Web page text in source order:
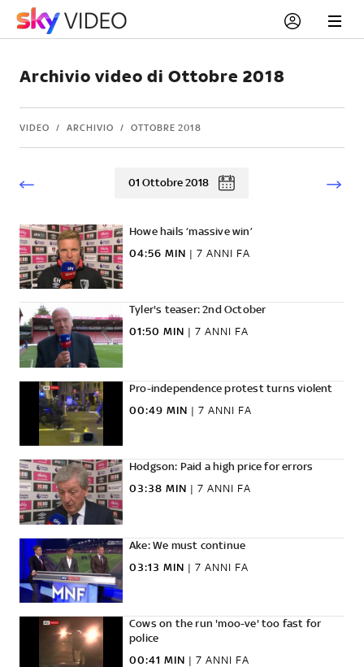
Archivio video di Ottobre 2018
VIDEO ARCHIVIO OTTOBRE 2018
01 Ottobre 2018
Howe hails ‘massive win’
04:56 MIN | 7 ANNI FA
Tyler's teaser: 2nd October
01:50 MIN | 7 ANNI FA
Pro-independence protest turns violent
00:49 MIN | 7 ANNI FA
Hodgson: Paid a high price for errors
03:38 MIN | 7 ANNI FA
Ake: We must continue
03:13 MIN | 7 ANNI FA
Cows on the run 'moo-ve' too fast for
police
00:41 MIN | 7 ANNI FA